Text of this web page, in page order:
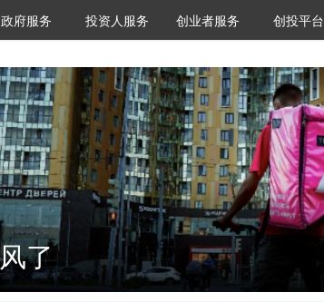
城市之窗
政府服务 VClub投资机构库
投资机构职位推介
投资人服务 创投氪堂
创业者服务 创投平台
了